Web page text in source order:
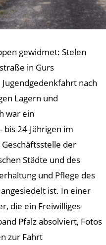
gewidmet: Stelen
in Gurs
nach
Lagern und
war ein
24-Jährigen im
der
Städte und des
und Pflege des
ist. In einer
die ein Freiwilliges
Pfalz absolviert, Fotos
zur Fahrt